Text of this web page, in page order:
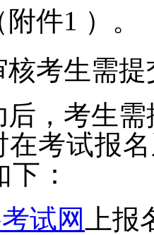
附件1 ）。
核考生需
后，考生
在考试报
：
试网
上